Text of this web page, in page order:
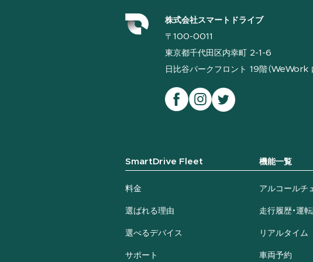
株式会社スマートドライブ
〒100-0011
東京都千代田区内幸町 2-1-6
日比谷パークフロント 19階（WeWork
SmartDrive Fleet
料金
選ばれる理由
選べるデバイス
サポート
機能一覧
アルコールチ
走行履歴・運
リアルタイム
車両予約